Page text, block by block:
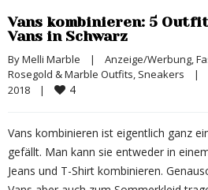
Vans kombinieren: 5
Vans in Schwarz
By Melli Marble | Anzeige/Werbung
Rosegold & Marble Outfits Sneakers |
2018
| 4
Vans kombinieren ist eigentlich ganz
gefällt. Man kann sie entweder in
Jeans und T-Shirt kombinieren.